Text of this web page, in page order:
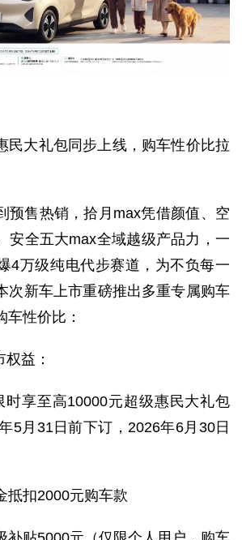
民大礼包同步上线，购车性价比拉
预售热销，拾月max凭借颜值、空
安全五大max全域越级产品力，一
4万级纯电代步赛道，为不负每一
次新车上市重磅推出多重专属购车
性价比：
益：
时享至高10000元超级惠民大礼包
5月31日前下订，2026年6月30日
抵扣2000元购车款